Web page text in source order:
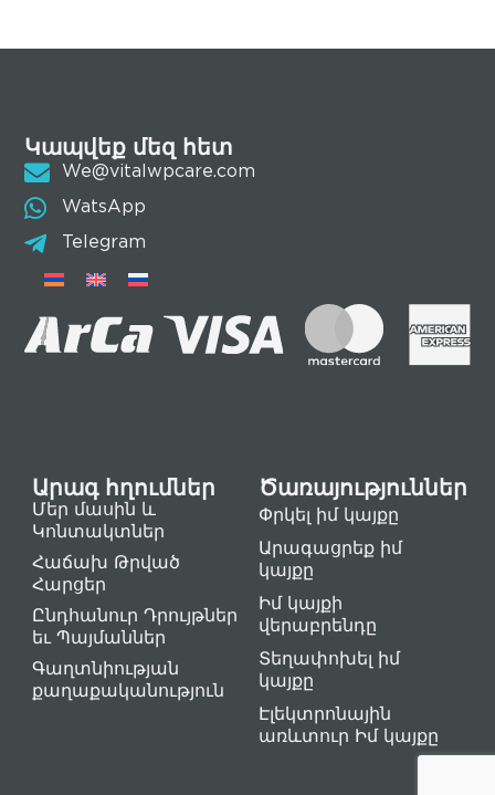
Ծառայություններ
Փրկել իմ կայքը
Արագացրեք իմ
կայքը
Իմ կայքի
վերաբրենդը
Տեղափոխել իմ
կայքը
Էլեկտրոնային
առևտուր Իմ կայքը
Արագ հղումներ
Մեր մասին և
Կոնտակտներ
Հաճախ Թրված
Հարցեր
Ընդհանուր Դրույթներ
եւ Պայմաններ
Գաղտնիության
քաղաքականություն
Կապվեք մեզ հետ
We@vitalwpcare.com
WatsApp
Telegram